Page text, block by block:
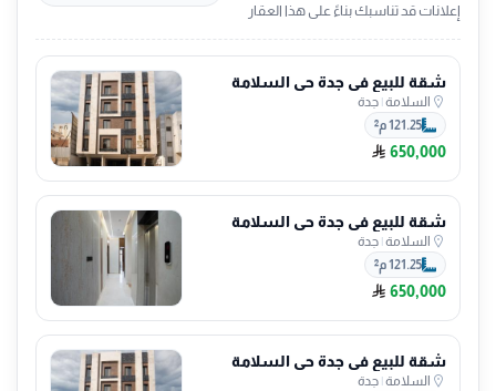
إعلانات قد تناسبك بناءً على هذا العقار
شقة للبيع في جدة حي السلامة
السلامة| جدة
121.25 م²
650,000
شقة للبيع في جدة حي السلامة
السلامة| جدة
121.25 م²
650,000
شقة للبيع في جدة حي السلامة
السلامة| جدة